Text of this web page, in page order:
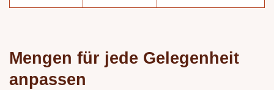
Mengen für jede Gelegenheit
anpassen